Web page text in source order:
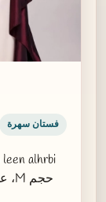
فستان سهرة